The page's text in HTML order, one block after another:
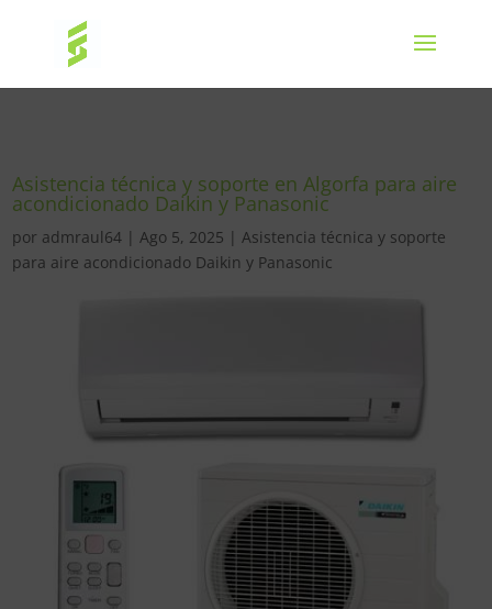
Asistencia técnica y soporte en Algorfa para aire
acondicionado Daikin y Panasonic
por admraul64 |Ago 5, 2025 |Asistencia técnica y soporte
para aire acondicionado Daikin y Panasonic